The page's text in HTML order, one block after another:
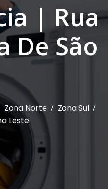
| Rua
De São
Zona Norte / Zona Sul /
Leste